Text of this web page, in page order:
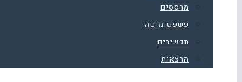
מרססים
פשפש מיטה
תכשירים
הרצאות